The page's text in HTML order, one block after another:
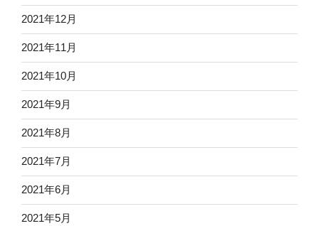
2021年12月
2021年11月
2021年10月
2021年9月
2021年8月
2021年7月
2021年6月
2021年5月